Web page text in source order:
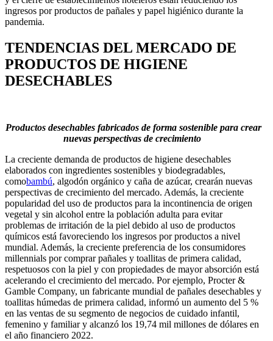
ingresos por productos de pañales y papel higiénico durante la
pandemia.
TENDENCIAS DEL MERCADO DE
PRODUCTOS DE HIGIENE
DESECHABLES
Productos desechables fabricados de forma sostenible para crear
nuevas perspectivas de crecimiento
La creciente demanda de productos de higiene desechables
elaborados con ingredientes sostenibles y biodegradables,
comobambú, algodón orgánico y caña de azúcar, crearán nuevas
perspectivas de crecimiento del mercado. Además, la creciente
popularidad del uso de productos para la incontinencia de origen
vegetal y sin alcohol entre la población adulta para evitar
problemas de irritación de la piel debido al uso de productos
químicos está favoreciendo los ingresos por productos a nivel
mundial. Además, la creciente preferencia de los consumidores
millennials por comprar pañales y toallitas de primera calidad,
respetuosos con la piel y con propiedades de mayor absorción está
acelerando el crecimiento del mercado. Por ejemplo, Procter &
Gamble Company, un fabricante mundial de pañales desechables y
toallitas húmedas de primera calidad, informó un aumento del 5 %
en las ventas de su segmento de negocios de cuidado infantil,
femenino y familiar y alcanzó los 19,74 mil millones de dólares en
el año financiero 2022.